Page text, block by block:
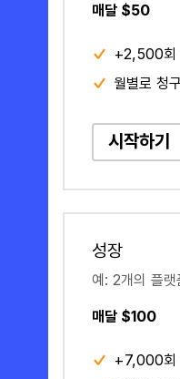
매달 $50
+2,500회
월별로 청
시작하기
성장
예: 2개의 플
매달 $100
+7,000회